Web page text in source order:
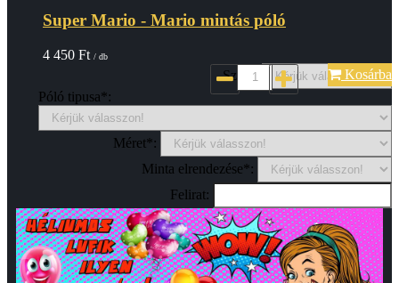
Super Mario - Mario mintás póló
4 450 Ft / db
Szin*:
Póló tipusa*:
Méret*:
Minta elrendezése*:
Felirat:
Kosárba